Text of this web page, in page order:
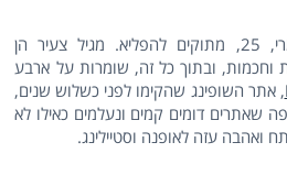
תמרי, 25, מתוקים להפליא. מגיל צעיר הן
וחכמות, ובתוך כל זה, שומרות על ארבע
, אתר השופינג שהקימו לפני כשלוש שנים,
שאתרים דומים קמים ונעלמים כאילו לא
ואהבה עזה לאופנה וסטיילינג.